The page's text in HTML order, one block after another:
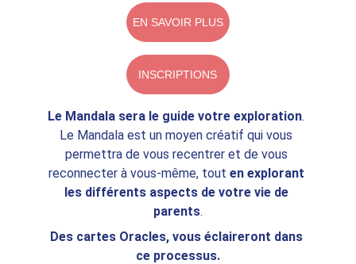
EN SAVOIR PLUS
INSCRIPTIONS
Le Mandala sera le guide votre exploration.
Le Mandala est un moyen créatif qui vous
permettra de vous recentrer et de vous
reconnecter à vous-même, tout en explorant
les différents aspects de votre vie de
parents.
Des cartes Oracles, vous éclaireront dans
ce processus.